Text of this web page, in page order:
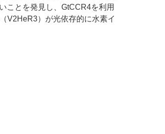
ことを発見し、 GtCCR4を利用
V2HeR3）が光依存的に水素イ